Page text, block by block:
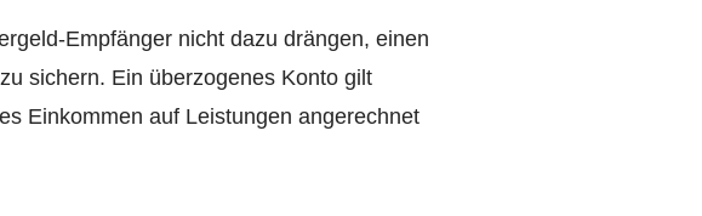
Empfänger nicht dazu drängen, einen
sichern. Ein überzogenes Konto gilt
Einkommen auf Leistungen angerechnet